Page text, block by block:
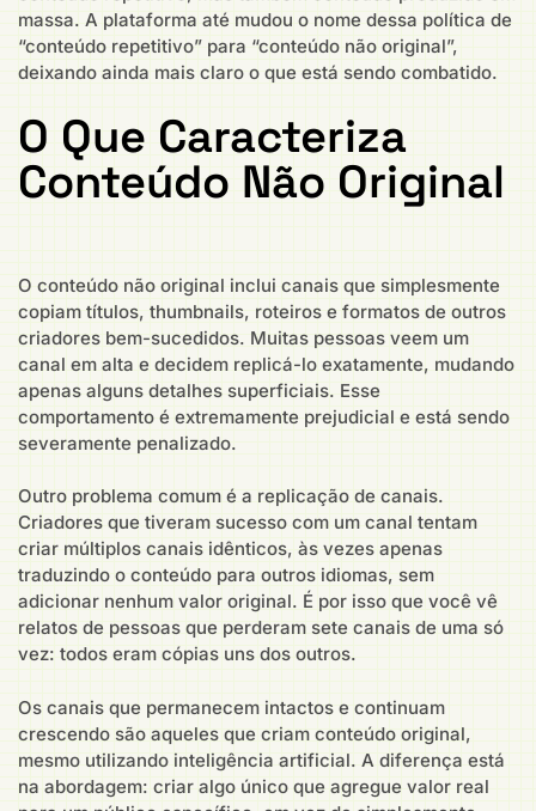
massa. A plataforma até mudou o nome dessa política de
“conteúdo repetitivo” para “conteúdo não original”,
deixando ainda mais claro o que está sendo combatido.
O Que Caracteriza
Conteúdo Não Original
O conteúdo não original inclui canais que simplesmente
copiam títulos, thumbnails, roteiros e formatos de outros
criadores bem-sucedidos. Muitas pessoas veem um
canal em alta e decidem replicá-lo exatamente, mudando
apenas alguns detalhes superficiais. Esse
comportamento é extremamente prejudicial e está sendo
severamente penalizado.
Outro problema comum é a replicação de canais.
Criadores que tiveram sucesso com um canal tentam
criar múltiplos canais idênticos, às vezes apenas
traduzindo o conteúdo para outros idiomas, sem
adicionar nenhum valor original. É por isso que você vê
relatos de pessoas que perderam sete canais de uma só
vez: todos eram cópias uns dos outros.
Os canais que permanecem intactos e continuam
crescendo são aqueles que criam conteúdo original,
mesmo utilizando inteligência artificial. A diferença está
na abordagem: criar algo único que agregue valor real